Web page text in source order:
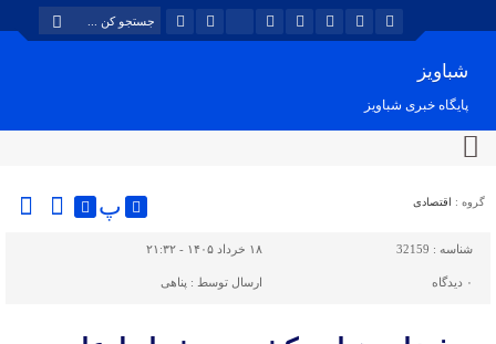
شباویز
پایگاه خبری شباویز
گروه : اقتصادی پ
شناسه : 32159 ۱۸ خرداد ۱۴۰۵ - ۲۱:۳۲
۰ دیدگاه ارسال توسط : پناهی